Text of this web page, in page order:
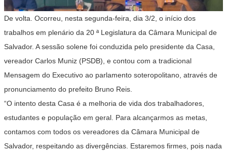
De volta. Ocorreu, nesta segunda-feira, dia 3/2, o início dos
trabalhos em plenário da 20 ª Legislatura da Câmara Municipal de
Salvador. A sessão solene foi conduzida pelo presidente da Casa,
vereador Carlos Muniz (PSDB), e contou com a tradicional
Mensagem do Executivo ao parlamento soteropolitano, através de
pronunciamento do prefeito Bruno Reis.
“O intento desta Casa é a melhoria de vida dos trabalhadores,
estudantes e população em geral. Para alcançarmos as metas,
contamos com todos os vereadores da Câmara Municipal de
Salvador, respeitando as divergências. Estaremos firmes, pois nada